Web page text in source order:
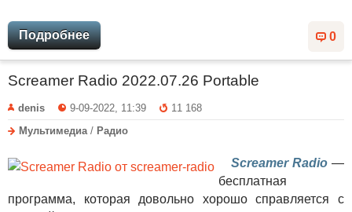
0
Подробнее
Screamer Radio 2022.07.26 Portable
denis 9-09-2022, 11:39
11 168
Мультимедиа / Радио
Screamer Radio—
бесплатная
программа, которая довольно хорошо справляется с